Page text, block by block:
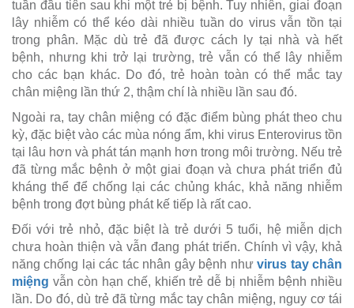
tuần đầu tiên sau khi một trẻ bị bệnh. Tuy nhiên, giai đoạn
lây nhiễm có thể kéo dài nhiều tuần do virus vẫn tồn tại
trong phân. Mặc dù trẻ đã được cách ly tại nhà và hết
bệnh, nhưng khi trở lại trường, trẻ vẫn có thể lây nhiễm
cho các bạn khác. Do đó, trẻ hoàn toàn có thể mắc tay
chân miệng lần thứ 2, thậm chí là nhiều lần sau đó.
Ngoài ra, tay chân miệng có đặc điểm bùng phát theo chu
kỳ, đặc biệt vào các mùa nóng ẩm, khi virus Enterovirus tồn
tại lâu hơn và phát tán mạnh hơn trong môi trường. Nếu trẻ
đã từng mắc bệnh ở một giai đoạn và chưa phát triển đủ
kháng thể để chống lại các chủng khác, khả năng nhiễm
bệnh trong đợt bùng phát kế tiếp là rất cao.
Đối với trẻ nhỏ, đặc biệt là trẻ dưới 5 tuổi, hệ miễn dịch
chưa hoàn thiện và vẫn đang phát triển. Chính vì vậy, khả
năng chống lại các tác nhân gây bệnh nhưvirus tay chân
miệng vẫn còn hạn chế, khiến trẻ dễ bị nhiễm bệnh nhiều
lần. Do đó, dù trẻ đã từng mắc tay chân miệng, nguy cơ tái